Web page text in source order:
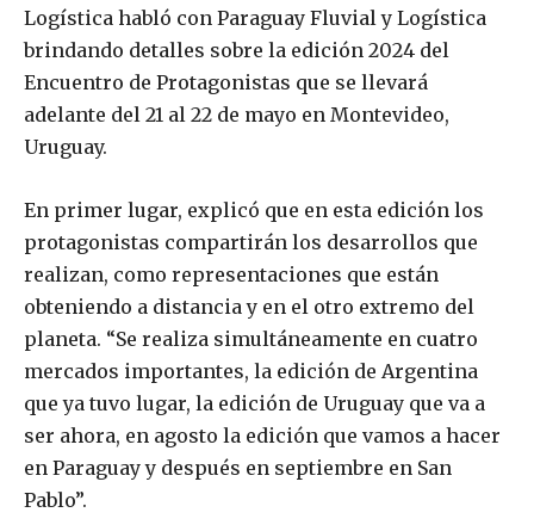
Logística habló con Paraguay Fluvial y Logística
brindando detalles sobre la edición 2024 del
Encuentro de Protagonistas que se llevará
adelante del 21 al 22 de mayo en Montevideo,
Uruguay.
En primer lugar, explicó que en esta edición los
protagonistas compartirán los desarrollos que
realizan, como representaciones que están
obteniendo a distancia y en el otro extremo del
planeta. “Se realiza simultáneamente en cuatro
mercados importantes, la edición de Argentina
que ya tuvo lugar, la edición de Uruguay que va a
ser ahora, en agosto la edición que vamos a hacer
en Paraguay y después en septiembre en San
Pablo”.